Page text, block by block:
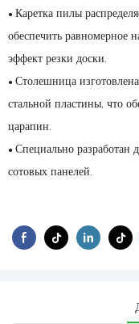
● Каретка пилы
обеспечить равномерное
эффект резки доски.
● Столешница
стальной пластины, что
царапин.
● Специально
сотовых панелей.